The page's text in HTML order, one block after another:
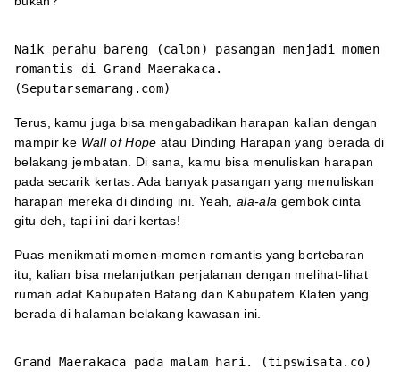
Naik perahu bareng (calon) pasangan menjadi momen
romantis di Grand Maerakaca.
(Seputarsemarang.com)
Terus, kamu juga bisa mengabadikan harapan kalian dengan
mampir ke Wall of Hope atau Dinding Harapan yang berada di
belakang jembatan. Di sana, kamu bisa menuliskan harapan
pada secarik kertas. Ada banyak pasangan yang menuliskan
harapan mereka di dinding ini. Yeah, ala-ala gembok cinta
gitu deh, tapi ini dari kertas!
Puas menikmati momen-momen romantis yang bertebaran
itu, kalian bisa melanjutkan perjalanan dengan melihat-lihat
rumah adat Kabupaten Batang dan Kabupatem Klaten yang
berada di halaman belakang kawasan ini.
Grand Maerakaca pada malam hari. (tipswisata.co)